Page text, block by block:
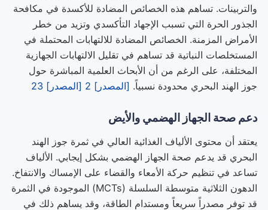
والتربينات. تساهم هذه الخصائص المضادة للأكسدة في مكافحة
الجذور الحرة التي تسبب الإجهاد التأكسدي وتزيد من خطر
الأمراض المزمنة. الخصائص المضادة للالتهابات المحتملة في
المستخلصات النباتية قد تساهم في تقليل الالتهابات الجهازية
المختلفة، على الرغم من أن الأبحاث العلمية المباشرة حول
جوز الهند البحري محدودة نسبياً. [المصدر] 2 [المصدر] 23
دعم صحة الجهاز الهضمي والأيض
يعتقد أن محتوى الألياف الغذائية العالي في ثمرة جوز الهند
البحري قد يدعم صحة الجهاز الهضمي بشكل إيجابي. الألياف
تساعد في تنظيم حركة الأمعاء والقضاء على الإمساك والانتفاخ.
الدهون الثلاثية متوسطة السلسلة (MCTs) الموجودة في الثمرة
قد توفر مصدراً سريعاً ومستدام الطاقة، وقد يساهم ذلك في